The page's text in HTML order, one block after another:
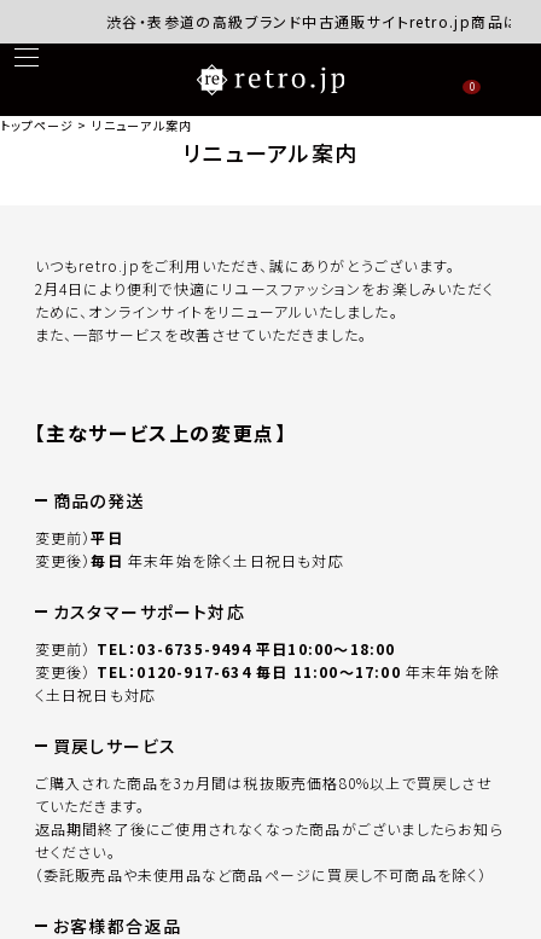
渋谷・表参道の高級ブランド中古通販サイトretro.jp商品はすべ
0
トップページ リニューアル案内
リニューアル案内
いつもretro.jpをご利用いただき、誠にありがとうございます。
2月4日により便利で快適にリユースファッションをお楽しみいただく
ために、オンラインサイトをリニューアルいたしました。
また、一部サービスを改善させていただきました。
【主なサービス上の変更点】
商品の発送
変更前）平日
変更後）毎日 年末年始を除く土日祝日も対応
カスタマーサポート対応
変更前） TEL：03-6735-9494 平日10:00～18:00
変更後） TEL：0120-917-634 毎日 11:00～17:00 年末年始を除
く土日祝日も対応
買戻しサービス
ご購入された商品を3ヵ月間は税抜販売価格80%以上で買戻しさせ
ていただきます。
返品期間終了後にご使用されなくなった商品がございましたらお知ら
せください。
（委託販売品や未使用品など商品ページに買戻し不可商品を除く）
お客様都合返品